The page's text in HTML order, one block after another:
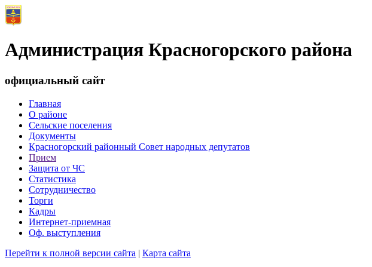
Администрация Красногорского района
официальный сайт
Главная
О районе
Сельские поселения
Документы
Красногорский районный Совет народных депутатов
Прием
Защита от ЧС
Статистика
Сотрудничество
Торги
Кадры
Интернет-приемная
Оф. выступления
Перейти к полной версии сайта | Карта сайта